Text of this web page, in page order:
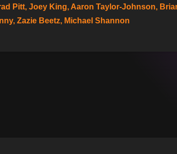
Pitt, Joey King, Aaron Taylor-Johnson,
Zazie Beetz, Michael Shannon